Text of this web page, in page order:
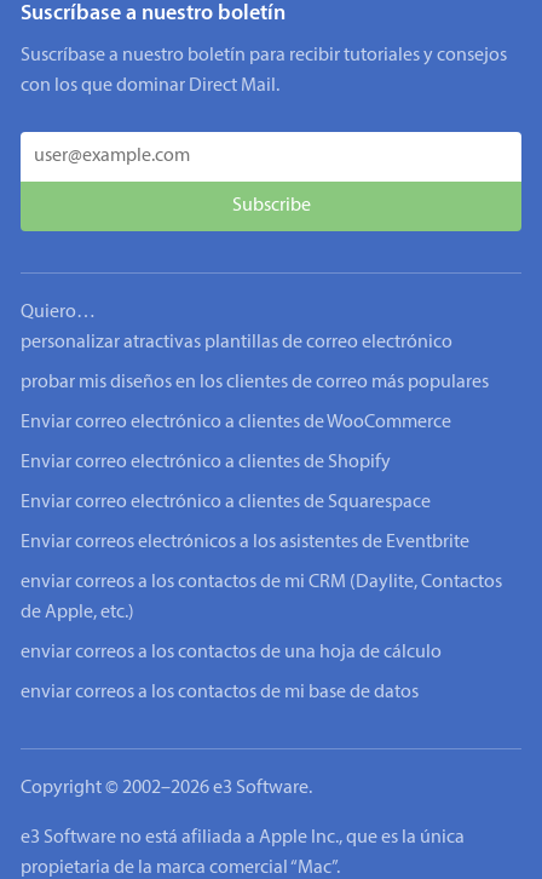
Suscríbase a nuestro boletín
Suscríbase a nuestro boletín para recibir tutoriales y consejos
con los que dominar Direct Mail.
Quiero…
personalizar atractivas plantillas de correo electrónico
probar mis diseños en los clientes de correo más populares
Enviar correo electrónico a clientes de WooCommerce
Enviar correo electrónico a clientes de Shopify
Enviar correo electrónico a clientes de Squarespace
Enviar correos electrónicos a los asistentes de Eventbrite
enviar correos a los contactos de mi CRM (Daylite, Contactos
de Apple, etc.)
enviar correos a los contactos de una hoja de cálculo
enviar correos a los contactos de mi base de datos
Copyright © 2002–2026 e3 Software.
e3 Software no está afiliada a Apple Inc., que es la única
propietaria de la marca comercial “Mac”.